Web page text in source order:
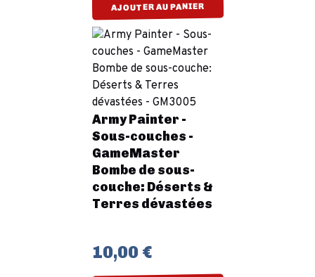
AJOUTER AU PANIER
Army Painter -
Sous-couches -
GameMaster
Bombe de sous-
couche: Déserts &
Terres dévastées
10,00 €